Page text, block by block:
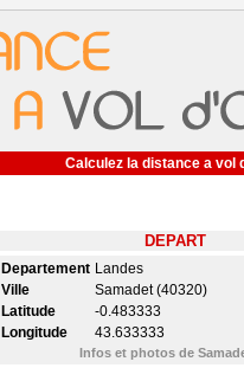
Calculez la distance a vol
DEPART
Departement Landes
Ville
Samadet (40320)
Latitude
-0.483333
Longitude
43.633333
Infos et photos de